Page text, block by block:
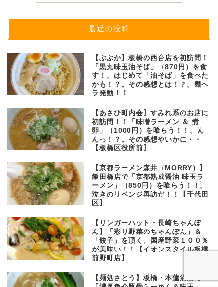
最近の投稿
【ぶぶか】板橋の西台店を初訪問！
「黒丸味玉油そば」（870円）を食
す！。はじめて「油そば」を食べた
かも！？。その感想とは！？。麺ヘ
ラ発動！！
【あさひ町内会】すみれ系のお店に
初訪問！！「味噌ラーメン ＆ 煮
卵」（1000円）を喰らう！！。ん
んっ！？。その感想やいかに・・
【板橋区役所前】
【京都ラーメン森井（MORRY）】
飯田橋店で「京都熟成醤油 味玉ラ
ーメン」（850円）を喰らう！！。
泣きのリベンジ再訪だ！！【千代田
区】
【リンガーハット・長崎ちゃんぽ
ん】「彩り野菜のちゃんぽん」＆
「餃子」を頂く。国産野菜１００％
が美味い！！【イオンスタイル板橋
前野町店】
【麺処さとう】板橋・本蓮沼店で